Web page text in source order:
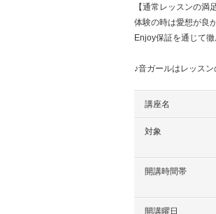
【通常レッスンの満
体験の時は愛想が良
Enjoy保証を通じて
♪音ガールはレッス
講座名
対象
開講時間帯
開講曜日